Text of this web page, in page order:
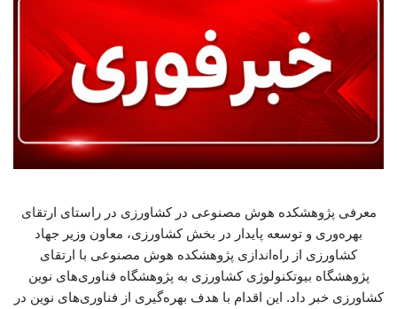
معرفی پژوهشکده هوش مصنوعی در کشاورزی در راستای ارتقای
بهره‌وری و توسعه پایدار در بخش کشاورزی، معاون وزیر جهاد
کشاورزی از راه‌اندازی پژوهشکده هوش مصنوعی با ارتقای
پژوهشگاه بیوتکنولوژی کشاورزی به پژوهشگاه فناوری‌های نوین
کشاورزی خبر داد. این اقدام با هدف بهره‌گیری از فناوری‌های نوین در